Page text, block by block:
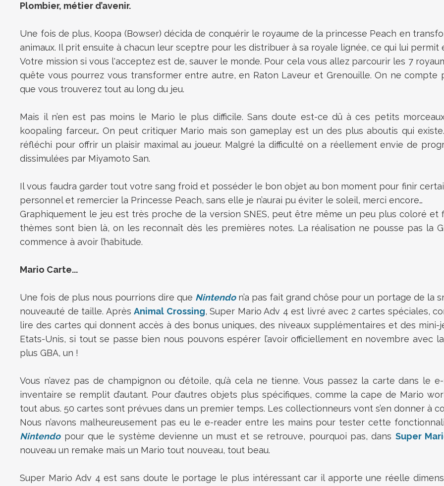
Plombier, métier d’avenir.
Une fois de plus, Koopa (Bowser) décida de conquérir le royaume de la princesse Peach en
animaux. Il prit ensuite à chacun leur sceptre pour les distribuer à sa royale lignée, ce qui lui permit
Votre mission si vous l'acceptez est de, sauver le monde. Pour cela vous allez parcourir les 7
quête vous pourrez vous transformer entre autre, en Raton Laveur et Grenouille. On ne compte
que vous trouverez tout au long du jeu.
Mais il n’en est pas moins le Mario le plus difficile. Sans doute est-ce dû à ces petits
koopaling farceur… On peut critiquer Mario mais son gameplay est un des plus aboutis qui
réfléchi pour offrir un plaisir maximal au joueur. Malgré la difficulté on a réellement envie de
dissimulées par Miyamoto San.
Il vous faudra garder tout votre sang froid et posséder le bon objet au bon moment pour finir
personnel et remercier la Princesse Peach, sans elle je n’aurai pu éviter le soleil, merci encore…
Graphiquement le jeu est très proche de la version SNES, peut être même un peu plus coloré et
thèmes sont bien là, on les reconnaît dès les premières notes. La réalisation ne pousse pas la
commence à avoir l’habitude.
Mario Carte...
Une fois de plus nous pourrions dire que Nintendo n’a pas fait grand chôse pour un portage de la
nouveauté de taille. AprèsAnimal Crossing, Super Mario Adv 4 est livré avec 2 cartes spéciales,
lire des cartes qui donnent accès à des bonus uniques, des niveaux supplémentaires et des
Etats-Unis, si tout se passe bien nous pouvons espérer l’avoir officiellement en novembre avec
plus GBA, un !
Vous n’avez pas de champignon ou d’étoile, qu’à cela ne tienne. Vous passez la carte dans
inventaire se remplit d’autant. Pour d’autres objets plus spécifiques, comme la cape de Mario
tout abus. 50 cartes sont prévues dans un premier temps. Les collectionneurs vont s’en donner à
Nous n’avons malheureusement pas eu le e-reader entre les mains pour tester cette
Nintendopour que le système devienne un must et se retrouve, pourquoi pas, dans Super
nouveau un remake mais un Mario tout nouveau, tout beau.
Super Mario Adv 4 est sans doute le portage le plus intéressant car il apporte une réelle